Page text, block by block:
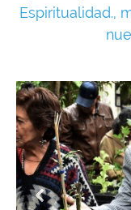
Espiritualidad.,